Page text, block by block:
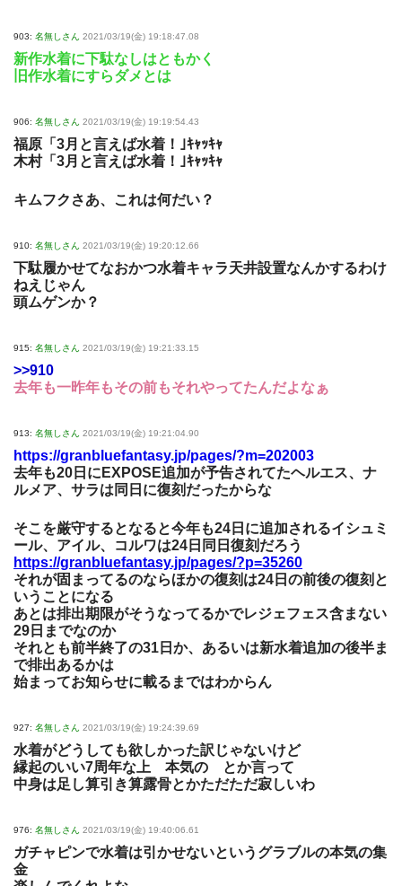
903: 名無しさん 2021/03/19(金) 19:18:47.08
新作水着に下駄なしはともかく
旧作水着にすらダメとは
906: 名無しさん 2021/03/19(金) 19:19:54.43
福原「3月と言えば水着！｣ｷｬｯｷｬ
木村「3月と言えば水着！｣ｷｬｯｷｬ
キムフクさあ、これは何だい？
910: 名無しさん 2021/03/19(金) 19:20:12.66
下駄履かせてなおかつ水着キャラ天井設置なんかするわけ
ねえじゃん
頭ムゲンか？
915: 名無しさん 2021/03/19(金) 19:21:33.15
>>910
去年も一昨年もその前もそれやってたんだよなぁ
913: 名無しさん 2021/03/19(金) 19:21:04.90
https://granbluefantasy.jp/pages/?m=202003
去年も20日にEXPOSE追加が予告されてたヘルエス、ナ
ルメア、サラは同日に復刻だったからな
そこを厳守するとなると今年も24日に追加されるイシュミ
ール、アイル、コルワは24日同日復刻だろう
https://granbluefantasy.jp/pages/?p=35260
それが固まってるのならほかの復刻は24日の前後の復刻と
いうことになる
あとは排出期限がそうなってるかでレジェフェス含まない
29日までなのか
それとも前半終了の31日か、あるいは新水着追加の後半ま
で排出あるかは
始まってお知らせに載るまではわからん
927: 名無しさん 2021/03/19(金) 19:24:39.69
水着がどうしても欲しかった訳じゃないけど
縁起のいい7周年な上 本気の とか言って
中身は足し算引き算露骨とかただただ寂しいわ
976: 名無しさん 2021/03/19(金) 19:40:06.61
ガチャピンで水着は引かせないというグラブルの本気の集
金